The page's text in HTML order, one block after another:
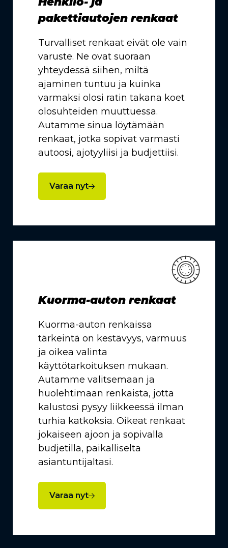
pakettiautojen renkaat
Turvalliset renkaat eivät ole vain
varuste. Ne ovat suoraan
yhteydessä siihen, miltä
ajaminen tuntuu ja kuinka
varmaksi olosi ratin takana koet
olosuhteiden muuttuessa.
Autamme sinua löytämään
renkaat, jotka sopivat varmasti
autoosi, ajotyyliisi ja budjettiisi.
Varaa nyt
Kuorma-auton renkaat
Kuorma-auton renkaissa
tärkeintä on kestävyys, varmuus
ja oikea valinta
käyttötarkoituksen mukaan.
Autamme valitsemaan ja
huolehtimaan renkaista, jotta
kalustosi pysyy liikkeessä ilman
turhia katkoksia. Oikeat renkaat
jokaiseen ajoon ja sopivalla
budjetilla, paikalliselta
asiantuntijaltasi.
Varaa nyt